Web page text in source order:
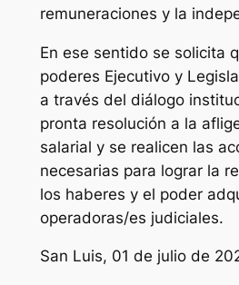
remuneraciones y la
En ese sentido se solicita
poderes Ejecutivo y
a través del diálogo
pronta resolución a la
salarial y se realicen las
necesarias para lograr la
los haberes y el poder
operadoras/es judiciales.
San Luis, 01 de julio de